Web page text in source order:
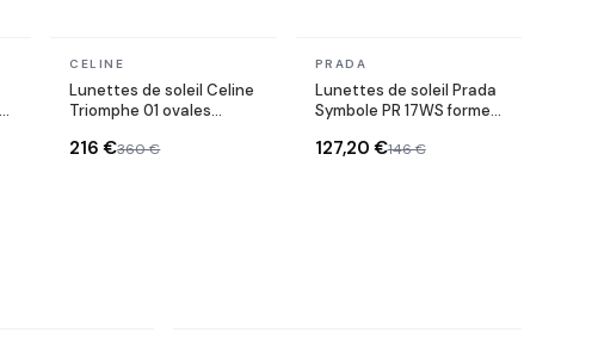
En stock
CELINE
Lunettes de soleil Celine
Triomphe 01 ovales
216 €360 €
En stock
PRADA
Lunettes de soleil Prada
Symbole PR 17WS forme
127,20 €146 €